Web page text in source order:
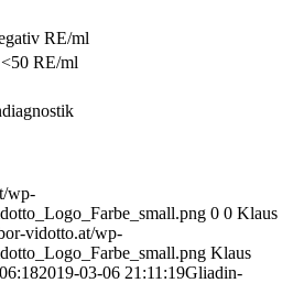
RE/ml
RE/ml
wp-
0 0 Klaus
vidotto.at/wp-
Klaus
2019-03-06 21:11:19Gliadin-